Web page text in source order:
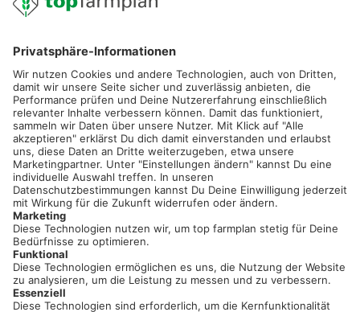
02501 801 44 84
service@topfarmplan.de
Sei immer auf dem Laufenden!
Neue Features, spannende Tipps und hilfreiche Anleitungen!
Registriere dich kostenlos!